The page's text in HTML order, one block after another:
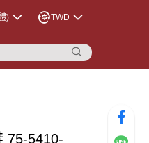
) TWD
75-5410-